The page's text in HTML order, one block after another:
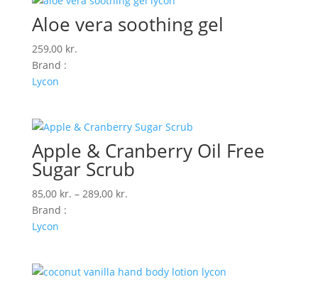
Aloe vera soothing gel
259,00 kr.
Brand :
Lycon
Apple & Cranberry Oil Free
Sugar Scrub
85,00 kr. – 289,00 kr.Prisinterval:
Brand :
Lycon